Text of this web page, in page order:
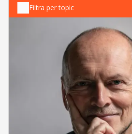
Filtra per topic